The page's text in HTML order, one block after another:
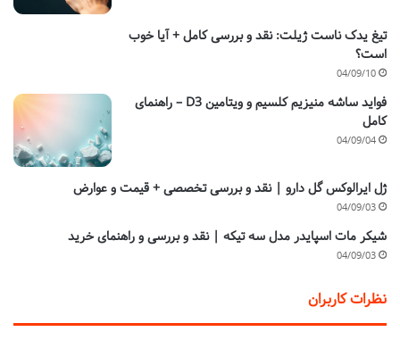
تیغ یدک ناست ژیلت: نقد و بررسی کامل + آیا خوب
است؟
04/09/10
فواید ساشه منیزیم کلسیم و ویتامین D3 – راهنمای
کامل
04/09/04
ژل ایرالوکس گل دارو | نقد و بررسی تخصصی + قیمت و عوارض
04/09/03
شیکر مات اسپایدر مدل سه تیکه | نقد و بررسی و راهنمای خرید
04/09/03
نظرات کاربران